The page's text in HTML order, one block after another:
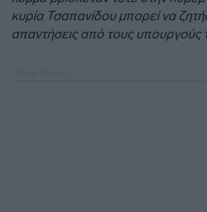
κυρία Τσαπανίδου μπορεί να
απαντήσεις από τους